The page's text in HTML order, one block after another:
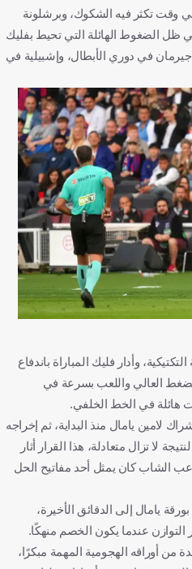
وقت تكثر فيه الشكوك، وبرشلونة
ظل الضغوط الهائلة التي تحيط بفليك
في دوري الأبطال، وإشبيلية في
وأدار فليك المباراة باندفاع
العالي واللعب بسرعة في
هائلة في الخط الخلفي.
لامين يامال منذ البداية، ثم إخراجه
لا تزال متعادلة، هذا القرار أثار
الشاب كان يمثل أحد مفاتيح الحل
يامال إلى الدقائق الأخيرة،
عندما يكون الخصم منهكًا.
من أوراقه الهجومية المهمة مبكرًا،